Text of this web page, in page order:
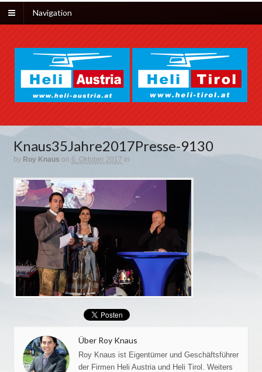
Navigation
Knaus35Jahre2017Presse-9130
by Roy Knaus on 6. Oktober 2017 in
Über Roy Knaus
Roy Knaus ist Eigentümer und Geschäftsführer
der Firmen Heli Austria und Heli Tirol. Weiters